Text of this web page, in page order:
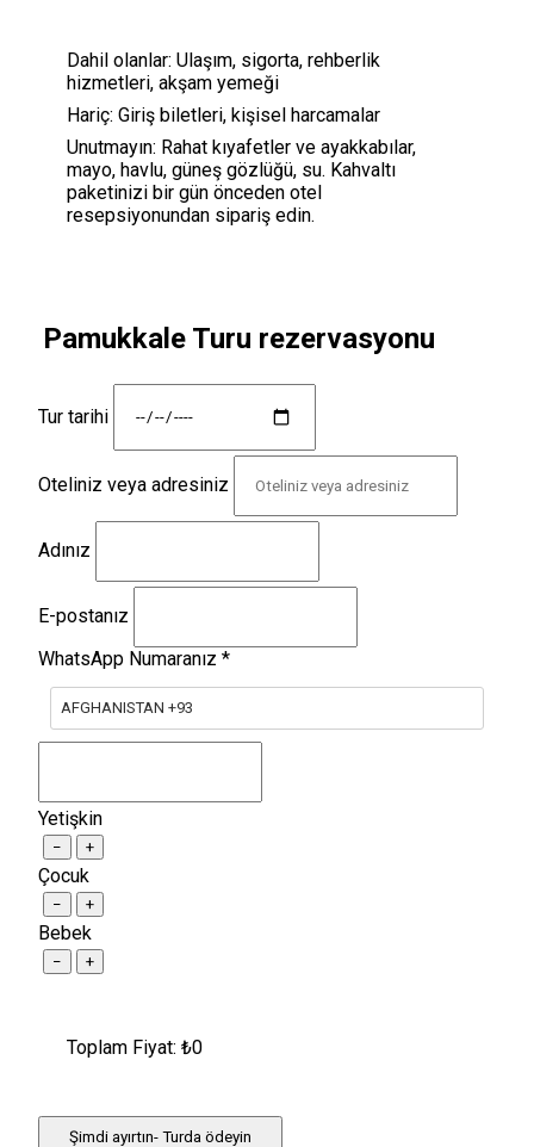
Dahil olanlar: Ulaşım, sigorta, rehberlik
hizmetleri, akşam yemeği
Hariç: Giriş biletleri, kişisel harcamalar
Unutmayın: Rahat kıyafetler ve ayakkabılar,
mayo, havlu, güneş gözlüğü, su. Kahvaltı
paketinizi bir gün önceden otel
resepsiyonundan sipariş edin.
Pamukkale Turu rezervasyonu
Tur tarihi
Oteliniz veya adresiniz
Adınız
E-postanız
WhatsApp Numaranız *
AFGHANISTAN +93
Yetişkin
− +
Çocuk
− +
Bebek
− +
Toplam Fiyat: ₺0
Şimdi ayırtın- Turda ödeyin